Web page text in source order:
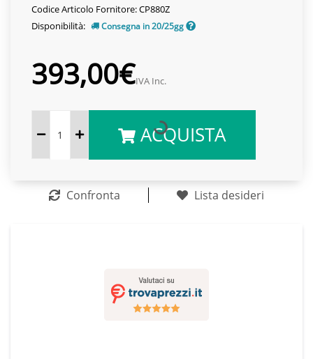
Codice Articolo Fornitore: CP880Z
Disponibilità:
Consegna in 20/25gg
393,00€IVA Inc.
ACQUISTA
Confronta Lista desideri